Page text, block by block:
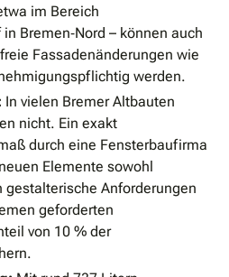
im Bereich
Bremen‐Nord – können auch
Fassadenänderungen wie
werden.
In vielen Bremer Altbauten
nicht. Ein exakt
durch eine Fensterbaufirma
Elemente sowohl
gestalterische Anforderungen
geforderten
von 10 % der